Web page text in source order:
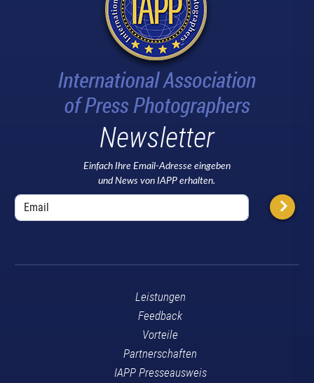
Newsletter
Einfach Ihre Email-Adresse eingeben
und News von IAPP erhalten.
Leistungen
Feedback
Vorteile
Partnerschaften
IAPP Presseausweis